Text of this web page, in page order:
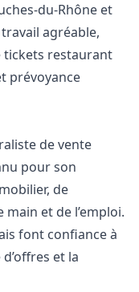
du-Rhône et
agréable,
tickets restaurant
prévoyance
de vente
pour son
de
main et de l’emploi.
font confiance à
et la